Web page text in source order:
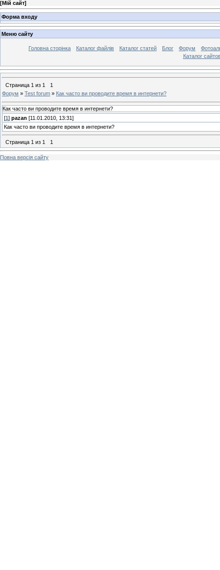
[Мій сайт]
Форма входу
Меню сайту
Головна сторінка Каталог файлів Каталог статей Блог Форум
Каталог
Страница 1 из 1
1
Форум » Test forum » Как часто ви проводите время в интернети?
Как часто ви проводите время в интернети?
[1 ] pazan [11.01.2010, 13:31]
Как часто ви проводите время в интернети?
Страница 1 из 1 1
Повна версія сайту